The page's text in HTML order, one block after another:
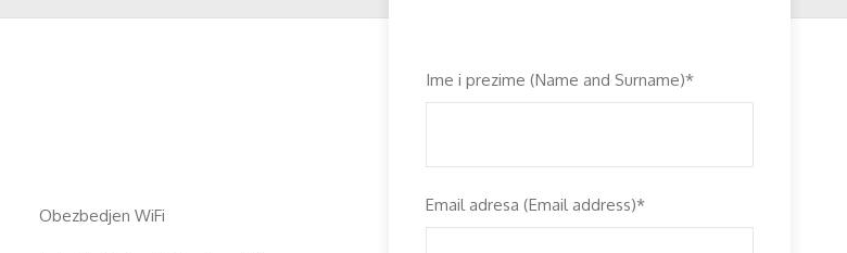
Ime i prezime (Name and Surname)*
Email adresa (Email address)*
Obezbedjen WiFi